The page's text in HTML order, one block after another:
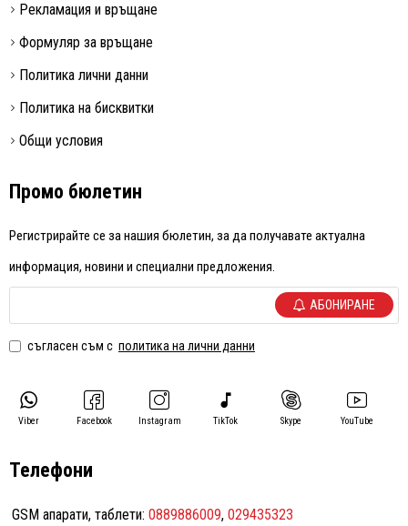
Рекламация и връщане
Формуляр за връщане
Политика лични данни
Политика на бисквитки
Общи условия
Промо бюлетин
Регистрирайте се за нашия бюлетин, за да получавате актуална
информация, новини и специални предложения.
АБОНИРАНЕ
съгласен съм с политика на лични данни
Viber Facebook Instagram TikTok Skype YouTube
Телефони
GSM апарати, таблети: 0889886009, 029435323